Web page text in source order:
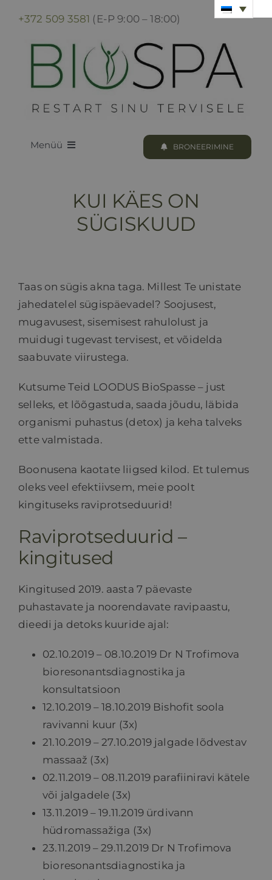
content
+372 509 3581 (E-P 9:00 – 18:00)
Menüü
KUURID & PROTSEDUURID
HINNAKIRI
BLOGI
KKK
BRONEERIMINE
KUI KÄES ON
SÜGISKUUD
Taas on sügis akna taga. Millest Te unistate
jahedatelel sügispäevadel? Soojusest,
mugavusest, sisemisest rahulolust ja
muidugi tugevast tervisest, et võidelda
saabuvate viirustega.
Kutsume Teid LOODUS BioSpasse – just
selleks, et lõõgastuda, saada jõudu, läbida
organismi puhastus (detox) ja keha talveks
ette valmistada.
Boonusena kaotate liigsed kilod. Et tulemus
oleks veel efektiivsem, meie poolt
kingituseks raviprotseduurid!
Raviprotseduurid –
kingitused
Kingitused 2019. aasta 7 päevaste
puhastavate ja noorendavate ravipaastu,
dieedi ja detoks kuuride ajal:
02.10.2019 – 08.10.2019 Dr N Trofimova
bioresonantsdiagnostika ja
konsultatsioon
12.10.2019 – 18.10.2019 Bishofit soola
ravivanni kuur (3х)
21.10.2019 – 27.10.2019 jalgade lõdvestav
massaaž (3х)
02.11.2019 – 08.11.2019 parafiiniravi kätele
või jalgadele (3х)
13.11.2019 – 19.11.2019 ürdivann
hüdromassažiga (3х)
23.11.2019 – 29.11.2019 Dr N Trofimova
bioresonantsdiagnostika ja